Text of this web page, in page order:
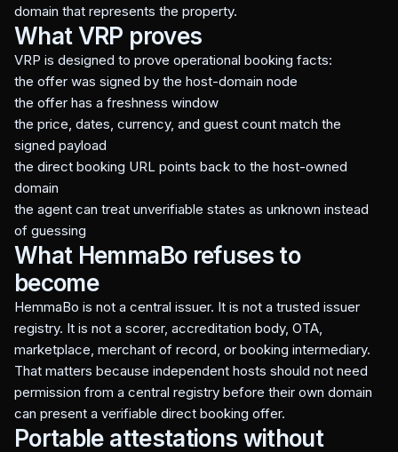
domain that represents the property.
What VRP proves
VRP is designed to prove operational booking facts:
the offer was signed by the host-domain node
the offer has a freshness window
the price, dates, currency, and guest count match the
signed payload
the direct booking URL points back to the host-owned
domain
the agent can treat unverifiable states as unknown instead
of guessing
What HemmaBo refuses to
become
HemmaBo is not a central issuer. It is not a trusted issuer
registry. It is not a scorer, accreditation body, OTA,
marketplace, merchant of record, or booking intermediary.
That matters because independent hosts should not need
permission from a central registry before their own domain
can present a verifiable direct booking offer.
Portable attestations without